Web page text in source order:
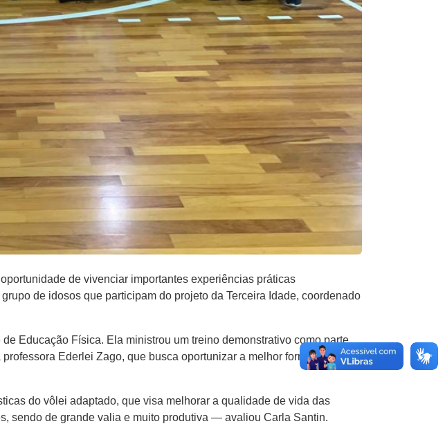
de vivenciar importantes experiências práticas
de idosos que participam do projeto da Terceira Idade, coordenado
Educação Física. Ela ministrou um treino demonstrativo como parte
Ederlei Zago, que busca oportunizar a melhor formação
do vôlei adaptado, que visa melhorar a qualidade de vida das
sendo de grande valia e muito produtiva — avaliou Carla Santin.